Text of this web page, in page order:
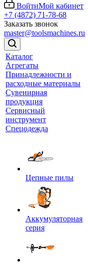
ВойтиМой кабинет
+7 (4872) 71-78-68
Заказать звонок
master@toolsmachines.ru
Каталог
Агрегаты
Принадлежности и
расходные материалы
Сувенирная
продукция
Сервисный
инструмент
Спецодежда
Цепные пилы
Аккумуляторная
серия